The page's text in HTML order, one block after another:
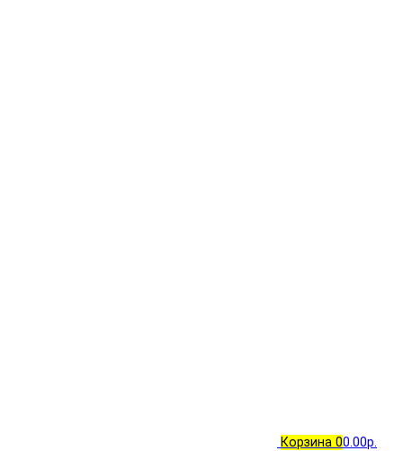
Корзина 00.00р.